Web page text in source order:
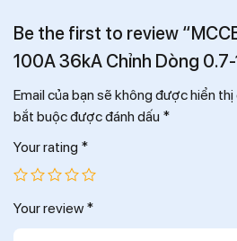
Be the first to review
100A 36kA Chỉnh Dòng 0.7-
Email của bạn sẽ không được hiển thị
bắt buộc được đánh dấu *
Your rating *
Your review *